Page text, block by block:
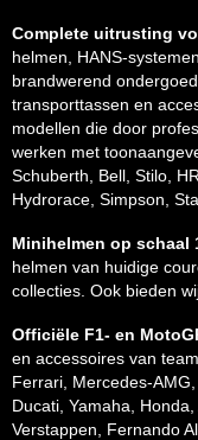
Complete uitrusting
helmen, HANS-
brandwerend
transporttassen en
modellen die door
werken met
Schuberth, Bell, Stilo,
Hydrorace, Simpson,
Minihelmen op schaal
helmen van huidige
collecties. Ook bieden
Officiële F1- en
en accessoires van
Ferrari, Mercedes-
Ducati, Yamaha,
Verstappen, Fernando